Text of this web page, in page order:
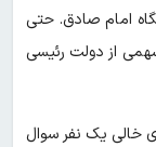
امام صادق. حتی
از دولت رئیسی
خالی یک نفر سوال